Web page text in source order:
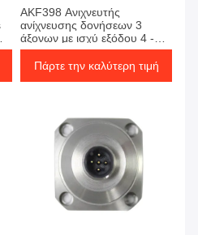
AKF398 Ανιχνευτής
ανίχνευσης δονήσεων 3
άξονων με ισχύ εξόδου 4 -
20mA
Πάρτε την καλύτερη τιμή